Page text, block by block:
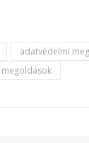
adatvédelmi